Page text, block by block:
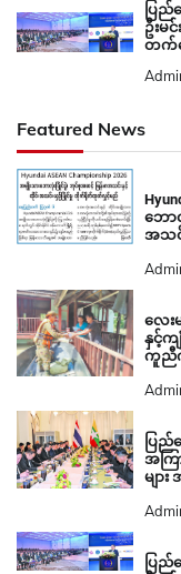
ပြည်
ဦးမ
တက်ရ
Featured News
ဘော
အသ
လေး
နှင့်က
ကူညီ
ပြည်
အကြ
မျာ
ပြည်